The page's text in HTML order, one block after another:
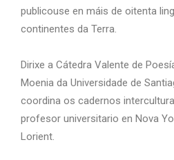
publicouse en máis de oitenta
continentes da Terra.
Dirixe a Cátedra Valente de
Moenia da Universidade de
coordina os cadernos
profesor universitario en Nova
Lorient.